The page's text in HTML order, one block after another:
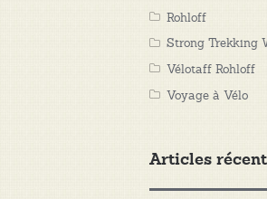
Rohloff
Strong Trekking
Vélotaff Rohloff
Voyage à Vélo
Articles